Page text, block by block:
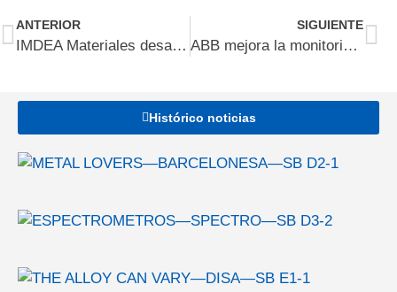
ANTERIOR
IMDEA Materiales desarrolla un material multifuncional basado en Kevlar con capacidades integradas de sensorización, apantallamiento electromagnético y deshielo
SIGUIENTE
ABB mejora la monitorización de emisiones con los rangos de medición certificados más bajos hasta la fecha
Histórico noticias